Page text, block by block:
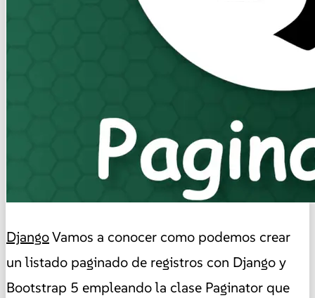
DjangoVamos a conocer como podemos crear
un listado paginado de registros con Django y
Bootstrap 5 empleando la clase Paginator que